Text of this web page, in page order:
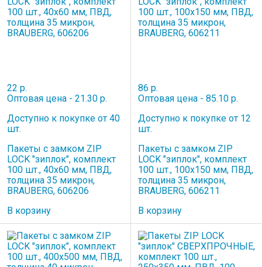
22 р.
Оптовая цена - 21.30 р.
Доступно к покупке от 40
шт.
Пакеты с замком ZIP
LOCK "зиплок", комплект
100 шт., 40х60 мм, ПВД,
толщина 35 микрон,
BRAUBERG, 606206
В корзину
86 р.
Оптовая цена - 85.10 р.
Доступно к покупке от 12
шт.
Пакеты с замком ZIP
LOCK "зиплок", комплект
100 шт., 100х150 мм, ПВД,
толщина 35 микрон,
BRAUBERG, 606211
В корзину